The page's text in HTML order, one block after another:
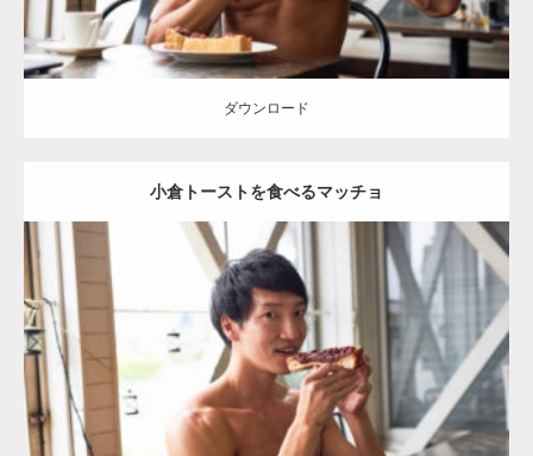
ダウンロード
小倉トーストを食べるマッチョ
Update:2023.02.11
Category: 喫茶店のマッチョ(名古屋) その他 AKIHITO(細マッチョ)
肩
名古屋 (愛知)
ダウンロード